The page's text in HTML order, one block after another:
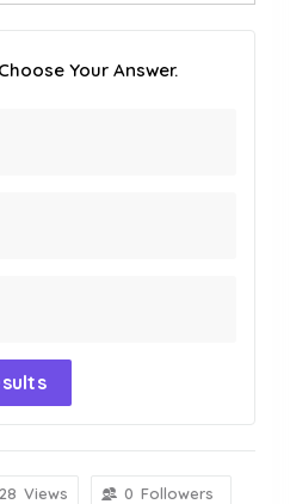
Your Answer.
Views 0 Followers